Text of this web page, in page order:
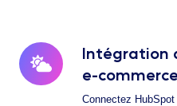
Intégration
e-commerce
Connectez
Intégration
avec
les